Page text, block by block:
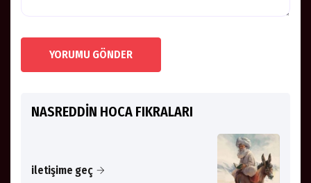
YORUMU GÖNDER
NASREDDİN HOCA FIKRALARI
iletişime geç